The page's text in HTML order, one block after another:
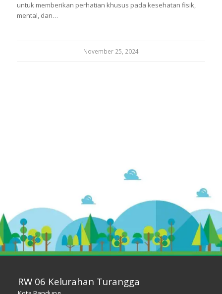
untuk memberikan perhatian khusus pada kesehatan fisik,
mental, dan…
November 25, 2024
RW 06 Kelurahan Turangga